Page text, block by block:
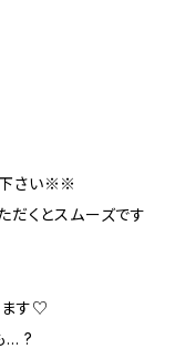
下さい※※
だくとスムーズです
ます♡
... ?